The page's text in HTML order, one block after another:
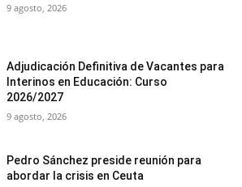
9 agosto, 2026
Adjudicación Definitiva de Vacantes para
Interinos en Educación: Curso
2026/2027
9 agosto, 2026
Pedro Sánchez preside reunión para
abordar la crisis en Ceuta